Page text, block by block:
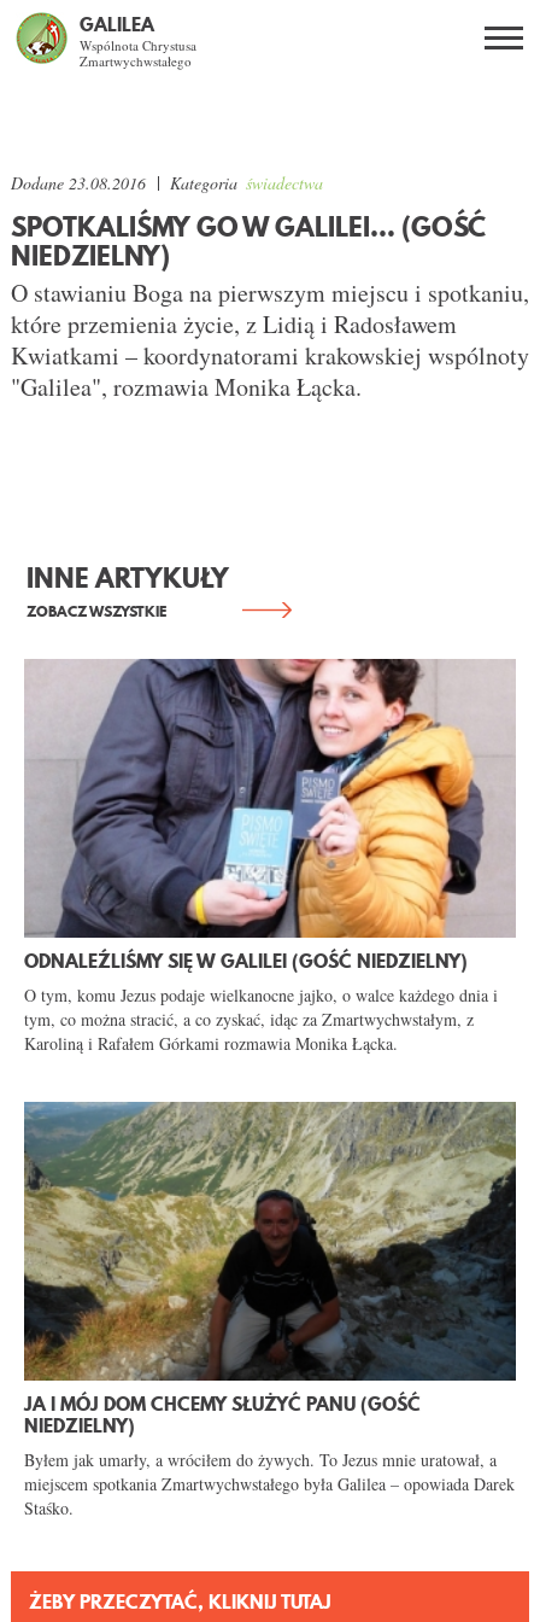
GALILEA
Wspólnota Chrystusa
Zmartwychwstałego
CO DAJE ŻYCIE Z JEZUSEM?
SPOTKANIA OTWARTE
DLA KOGO?
AKTUALNOŚCI
KONTAKT
Dodane 23.08.2016 Kategoria świadectwa
SPOTKALIŚMY GO W GALILEI… (GOŚĆ
NIEDZIELNY)
O stawianiu Boga na pierwszym miejscu i spotkaniu,
które przemienia życie, z Lidią i Radosławem
Kwiatkami – koordynatorami krakowskiej wspólnoty
"Galilea", rozmawia Monika Łącka.
INNE ARTYKUŁY
ZOBACZ WSZYSTKIE
ODNALEŹLIŚMY SIĘ W GALILEI (GOŚĆ NIEDZIELNY)
O tym, komu Jezus podaje wielkanocne jajko, o walce każdego dnia i
tym, co można stracić, a co zyskać, idąc za Zmartwychwstałym, z
Karoliną i Rafałem Górkami rozmawia Monika Łącka.
JA I MÓJ DOM CHCEMY SŁUŻYĆ PANU (GOŚĆ
NIEDZIELNY)
Byłem jak umarły, a wróciłem do żywych. To Jezus mnie uratował, a
miejscem spotkania Zmartwychwstałego była Galilea – opowiada Darek
Staśko.
ŻEBY PRZECZYTAĆ, KLIKNIJ TUTAJ